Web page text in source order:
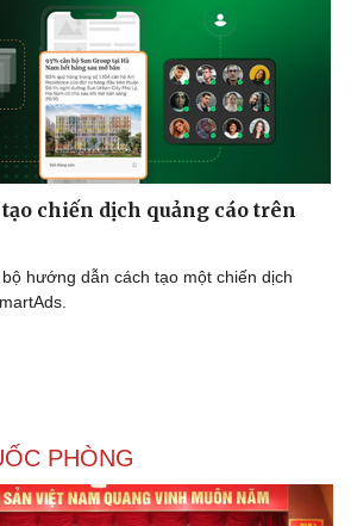
chiến dịch quảng cáo trên
hướng dẫn cách tạo một chiến dịch
PHÒNG